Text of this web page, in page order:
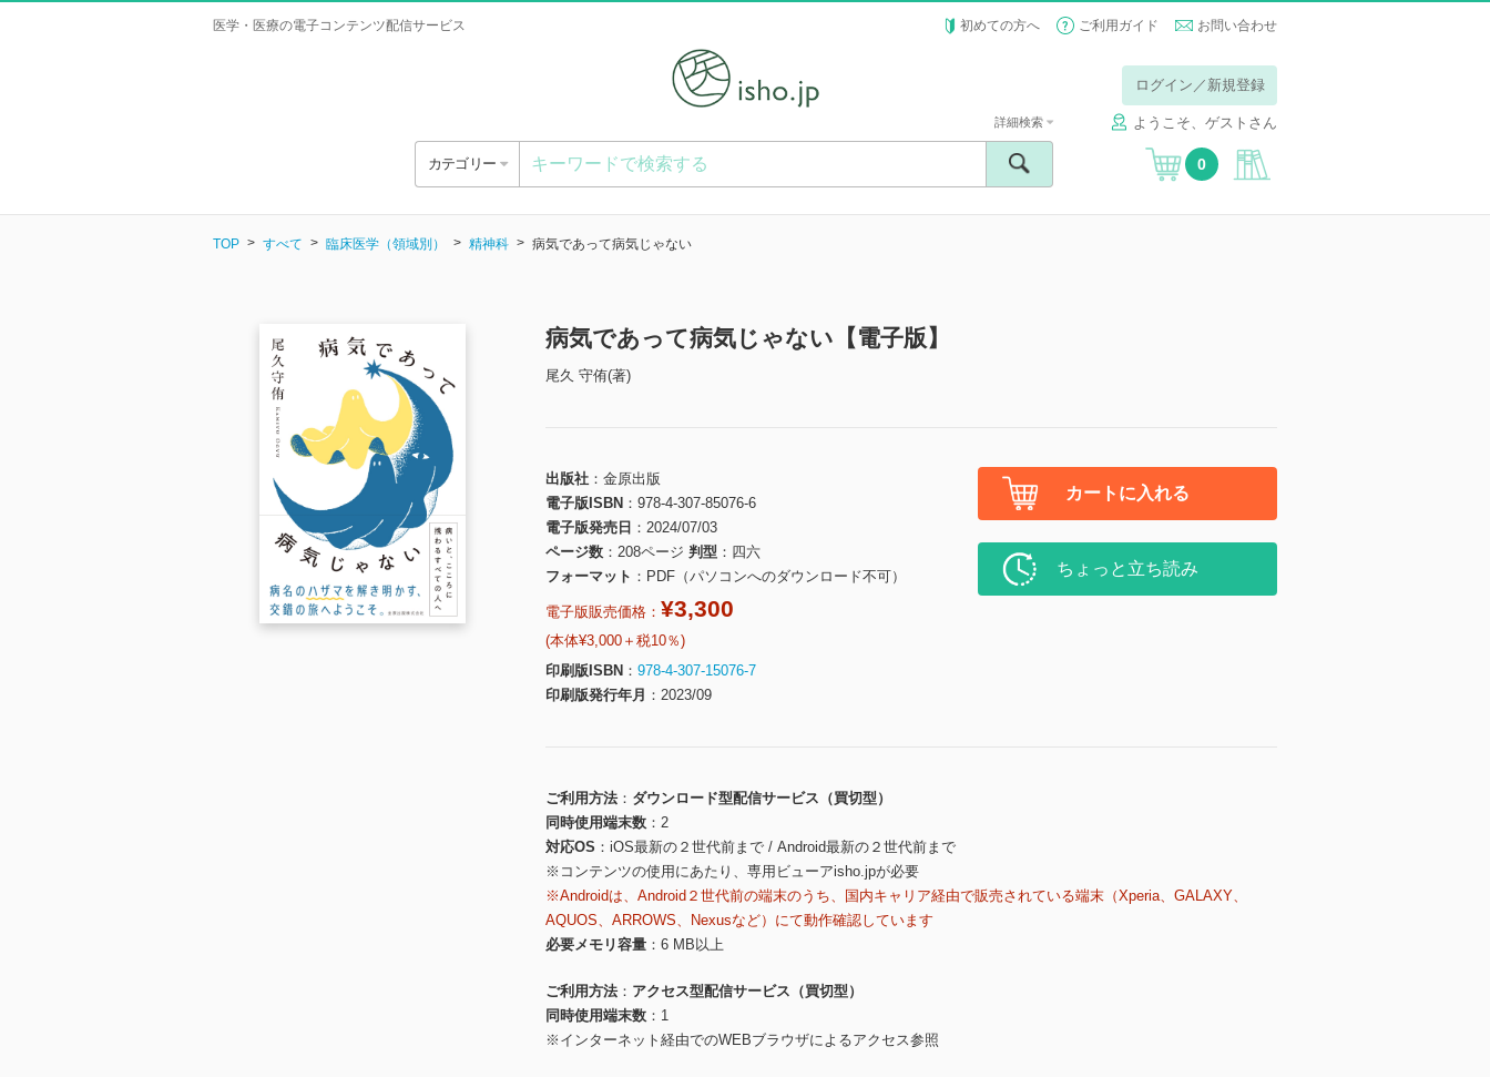
医学・医療の電子コンテンツ配信サービス 初めての方へ ご利用ガイド お問い合わせ
ログイン／新規登録
ようこそ、ゲストさん
カテゴリー
詳細検索
0
TOP すべて 臨床医学（領域別） 精神科 病気であって病気じゃない
病気であって病気じゃない【電子版】
尾久 守侑(著)
出版社
金原出版
電子版ISBN
978-4-307-85076-6
電子版発売日
2024/07/03
ページ数
208ページ 判型
四六
フォーマット
PDF（パソコンへのダウンロード不可）
電子版販売価格： ¥3,300
(本体¥3,000＋税10％)
印刷版ISBN
978-4-307-15076-7
印刷版発行年月
2023/09
カートに入れる
ちょっと立ち読み
ご利用方法
ダウンロード型配信サービス（買切型）
同時使用端末数
2
対応OS
iOS最新の２世代前まで / Android最新の２世代前まで
※コンテンツの使用にあたり、専用ビューアisho.jpが必要
※Androidは、Android２世代前の端末のうち、国内キャリア経由で販売されている端末（Xperia、GALAXY、
AQUOS、ARROWS、Nexusなど）にて動作確認しています
必要メモリ容量
6 MB以上
ご利用方法
アクセス型配信サービス（買切型）
同時使用端末数
1
※インターネット経由でのWEBブラウザによるアクセス参照